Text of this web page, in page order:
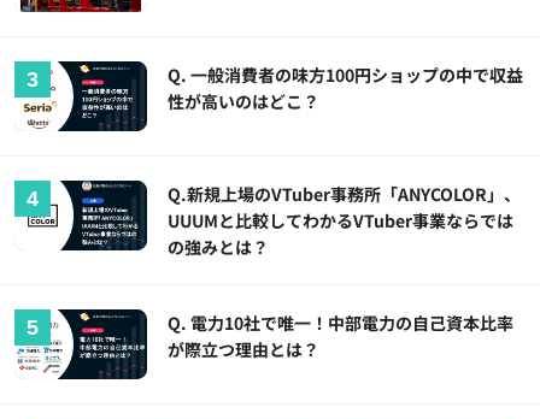
Q. 一般消費者の味方100円ショップの中で収益
性が高いのはどこ？
Q.新規上場のVTuber事務所「ANYCOLOR」、
UUUMと比較してわかるVTuber事業ならでは
の強みとは？
Q. 電力10社で唯一！中部電力の自己資本比率
が際立つ理由とは？